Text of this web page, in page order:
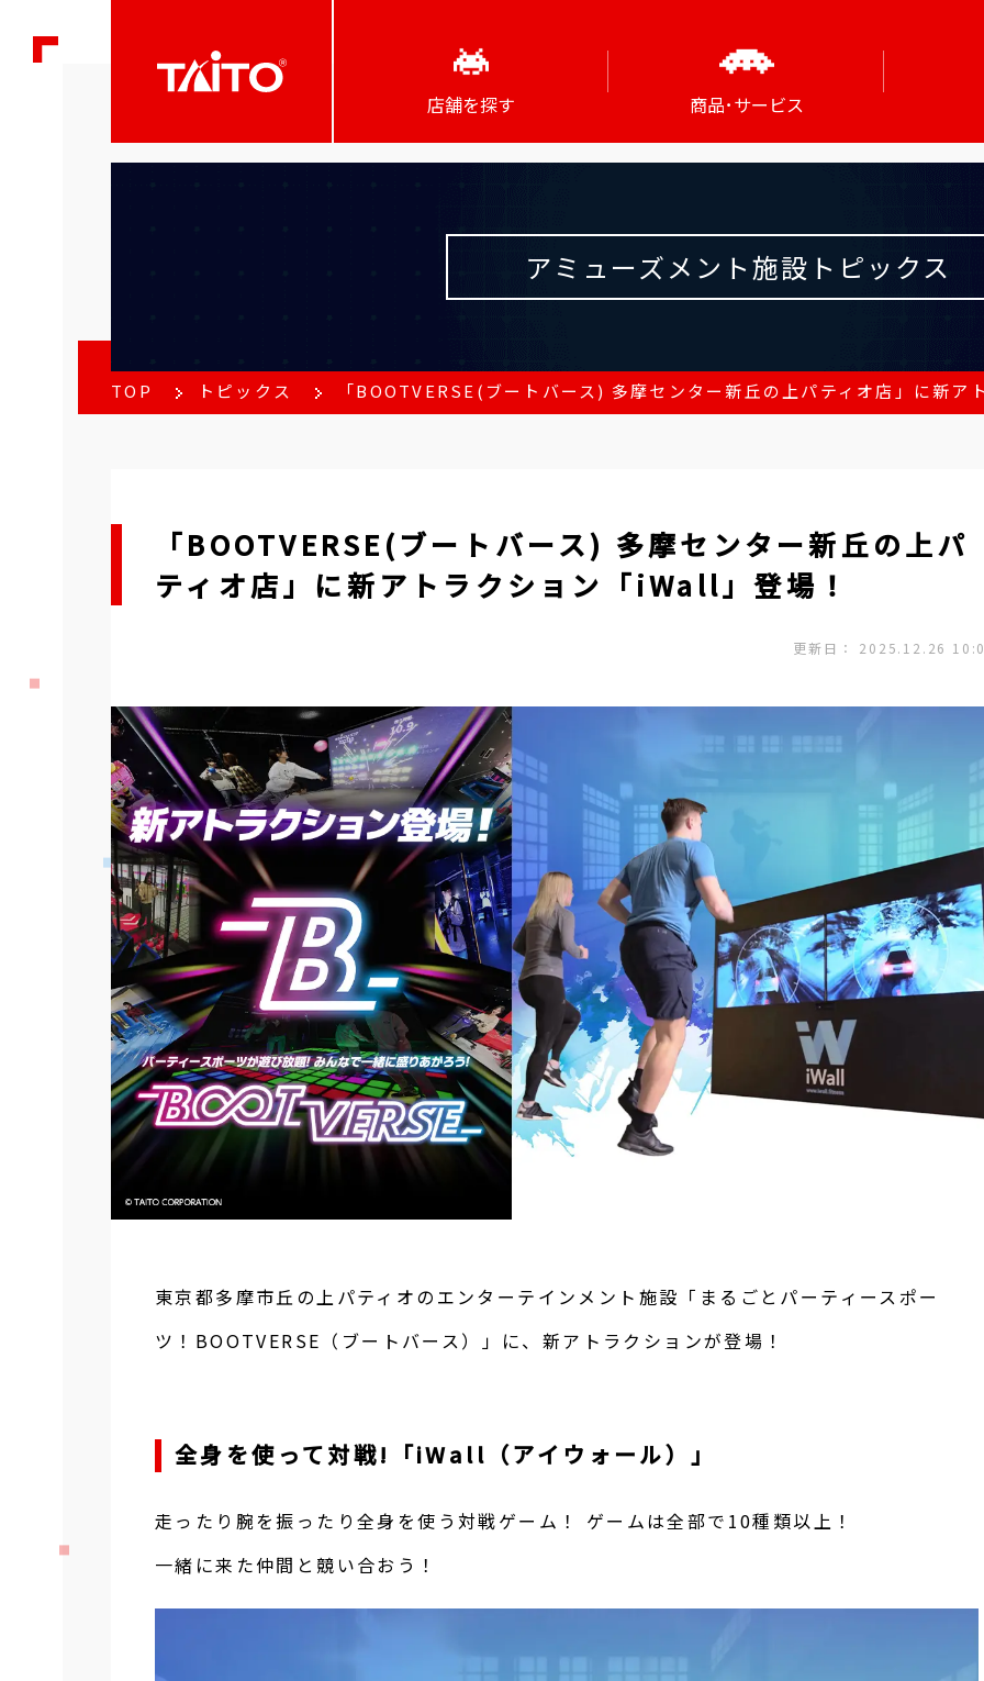
店舗を探す 商品･サービス
アミューズメント施設トピックス
TOP トピックス 「BOOTVERSE(ブートバース) 多摩センター新丘の上パティオ店」に新
「BOOTVERSE(ブートバース) 多摩センター新丘の上パ
ティオ店」に新アトラクション「iWall」登場！
更新日： 2025.12.26
東京都多摩市丘の上パティオのエンターテインメント施設「まるごとパーティースポー
ツ！BOOTVERSE（ブートバース）」に、新アトラクションが登場！
全身を使って対戦!「iWall（アイウォール）」
走ったり腕を振ったり全身を使う対戦ゲーム！ ゲームは全部で10種類以上！
一緒に来た仲間と競い合おう！